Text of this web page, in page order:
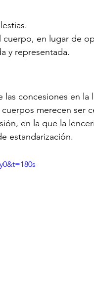
cuerpo, en lugar de
y representada.
concesiones en la
merecen ser
en la que la
estandarización.